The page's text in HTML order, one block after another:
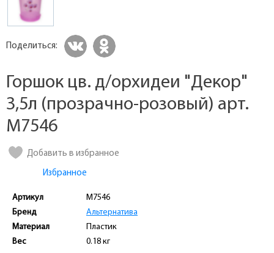
Поделиться:
Горшок цв. д/орхидеи "Декор"
3,5л (прозрачно-розовый) арт.
M7546
Добавить в избранное
Избранное
Артикул
M7546
Бренд
Альтернатива
Материал
Пластик
Вес
0.18 кг